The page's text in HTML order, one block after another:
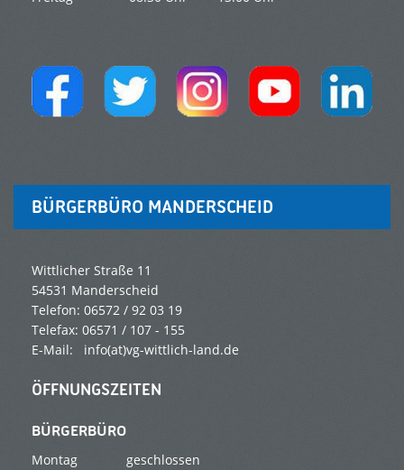
BÜRGERBÜRO MANDERSCHEID
Wittlicher Straße 11
54531 Manderscheid
Telefon: 06572 / 92 03 19
Telefax: 06571 / 107 - 155
E-Mail: info(at)vg-wittlich-land.de
ÖFFNUNGSZEITEN
BÜRGERBÜRO
Montag
geschlossen